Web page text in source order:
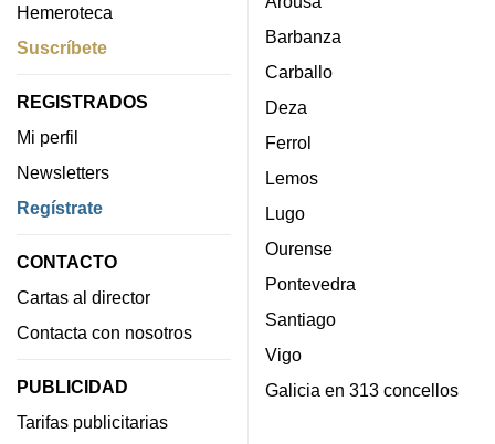
Hemeroteca
Suscríbete
REGISTRADOS
Mi perfil
Newsletters
Regístrate
CONTACTO
Cartas al director
Contacta con nosotros
PUBLICIDAD
Tarifas publicitarias
Barbanza
Carballo
Deza
Ferrol
Lemos
Lugo
Ourense
Pontevedra
Santiago
Vigo
Galicia en 313 concellos